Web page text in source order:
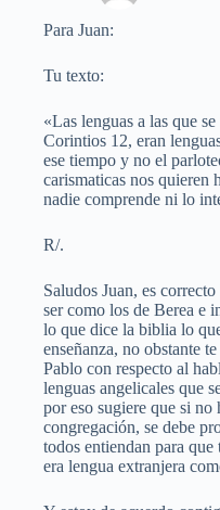
Para Juan:
Tu texto:
«Las lenguas a las que
Corintios 12, eran
ese tiempo y no el
carismaticas nos quieren
nadie comprende ni lo
R/.
Saludos Juan, es
ser como los de Berea e
lo que dice la biblia lo
enseñanza, no obstante
Pablo con respecto al
lenguas angelicales que
por eso sugiere que si
congregación, se debe
todos entiendan para
era lengua extranjera